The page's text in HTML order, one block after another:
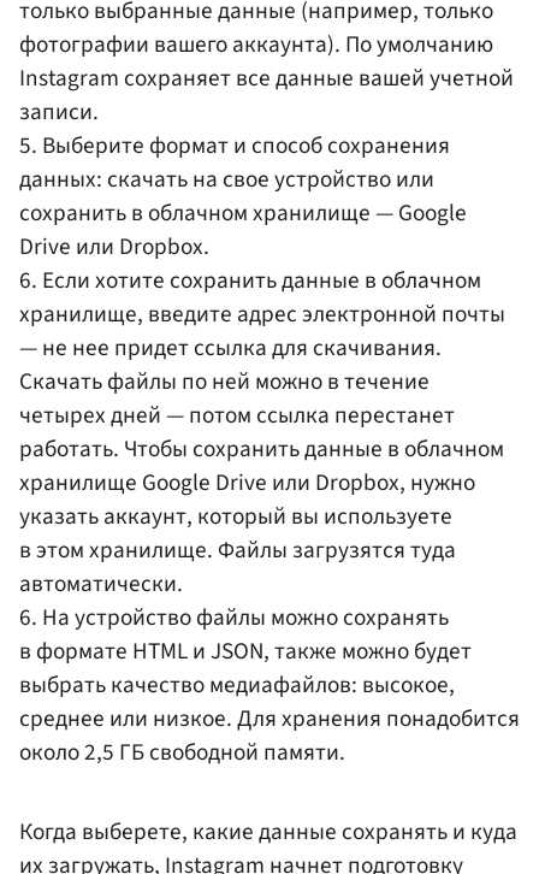
только выбранные данные (например, только
фотографии вашего аккаунта). По умолчанию
Instagram сохраняет все данные вашей учетной
записи.
5. Выберите формат и способ сохранения
данных: скачать на свое устройство или
сохранить в облачном хранилище — Google
Drive или Dropbox.
6. Если хотите сохранить данные в облачном
хранилище, введите адрес электронной почты
— не нее придет ссылка для скачивания.
Скачать файлы по ней можно в течение
четырех дней — потом ссылка перестанет
работать. Чтобы сохранить данные в облачном
хранилище Google Drive или Dropbox, нужно
указать аккаунт, который вы используете
в этом хранилище. Файлы загрузятся туда
автоматически.
6. На устройство файлы можно сохранять
в формате HTML и JSON, также можно будет
выбрать качество медиафайлов: высокое,
среднее или низкое. Для хранения понадобится
около 2,5 ГБ свободной памяти.
Когда выберете, какие данные сохранять и куда
их загружать, Instagram начнет подготовку